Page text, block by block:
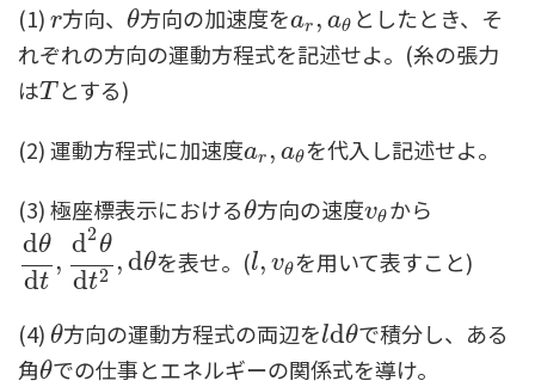
(1) r
r方向、θ
θ方向の加速度をar , aθ
ar,aθ としたとき、そ
れぞれの方向の運動方程式を記述せよ。(糸の張力
はT
Tとする)
(2) 運動方程式に加速度ar , aθ
ar,aθ を代入し記述せよ。
(3) 極座標表示におけるθ
θ方向の速度vθ
vθから
dθ
dt
,
d2θ
dt2 ,dθ
dθdt ,d2θdt2,dθ
を表せ。(l, vθ
l,vθ を用いて表すこと)
(4) θ
θ方向の運動方程式の両辺をldθ
ldθ で積分し、ある
角θ
θでの仕事とエネルギーの関係式を導け。